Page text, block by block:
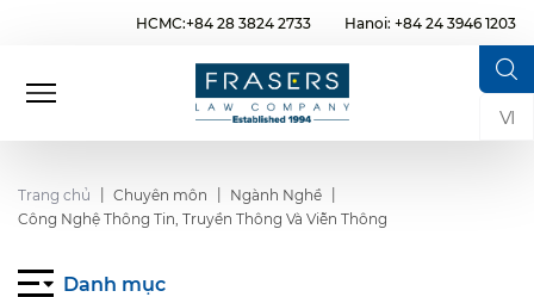
HCMC:+84 28 3824 2733 Hanoi: +84 24 3946 1203
VI
Trang chủ Chuyên môn
Ngành Nghề
Công Nghệ Thông Tin, Truyền Thông Và Viễn Thông
Danh mục